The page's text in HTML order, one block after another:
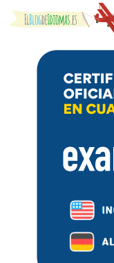
Skip to content